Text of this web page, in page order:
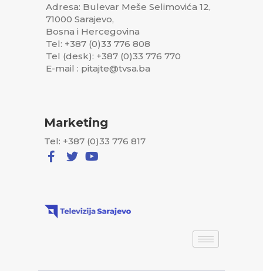
Adresa: Bulevar Meše Selimovića 12,
71000 Sarajevo,
Bosna i Hercegovina
Tel: +387 (0)33 776 808
Tel (desk): +387 (0)33 776 770
E-mail : pitajte@tvsa.ba
Marketing
Tel: +387 (0)33 776 817